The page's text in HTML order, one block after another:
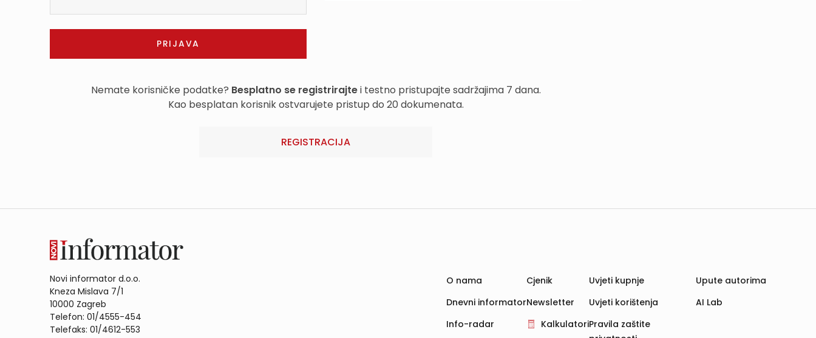
Nemate korisničke podatke? Besplatno se registrirajtei testno pristupajte sadržajima 7 dana.
Kao besplatan korisnik ostvarujete pristup do 20 dokumenata.
REGISTRACIJA
Novi informator d.o.o.
Kneza Mislava 7/1
10000 Zagreb
Telefon: 01/4555-454
Telefaks: 01/4612-553
O nama
Dnevni informator
Info-radar
Cjenik
Newsletter
Kalkulatori
Uvjeti kupnje
Uvjeti korištenja
Pravila zaštite
Upute autorima
AI Lab